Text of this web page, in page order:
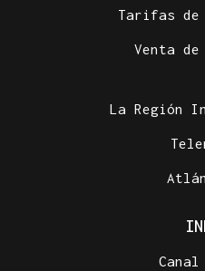
Tarifas de
Venta de
La Región